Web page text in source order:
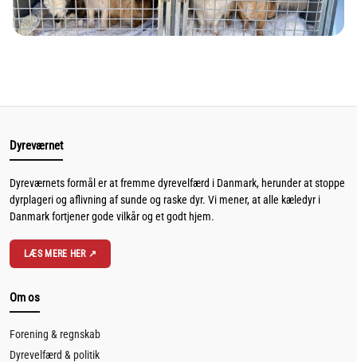
Dyreværnet
Dyreværnets formål er at fremme dyrevelfærd i Danmark, herunder at stoppe
dyrplageri og aflivning af sunde og raske dyr. Vi mener, at alle kæledyr i
Danmark fortjener gode vilkår og et godt hjem.
LÆS MERE HER ↗
Om os
Forening & regnskab
Dyrevelfærd & politik